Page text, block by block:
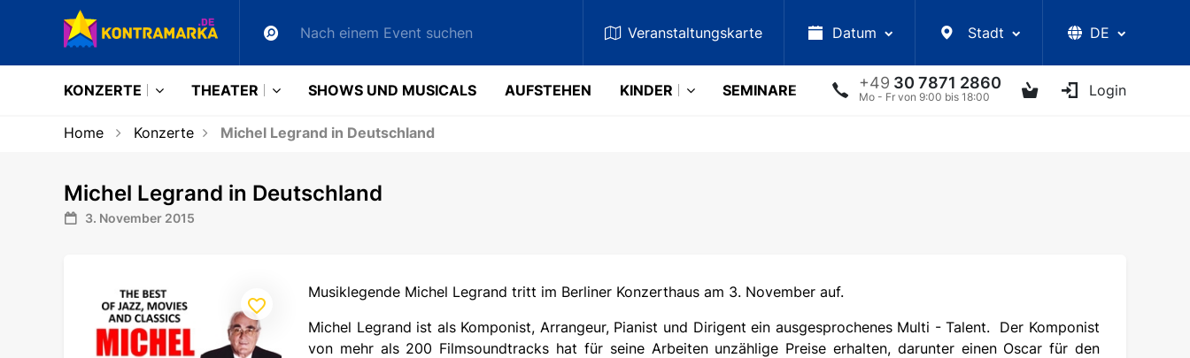
Veranstaltungskarte Datum Stadt DE
+49 30 7871 2860
Mo - Fr von 9:00 bis 18:00 Login
KONZERTE THEATER SHOWS UND MUSICALS AUFSTEHEN KINDER SEMINARE VORLESUNGEN UKRAINISCHE ARTISTEN
Home Konzerte Michel Legrand in Deutschland
Michel Legrand in Deutschland
3. November 2015
Musiklegende Michel Legrand tritt im Berliner Konzerthaus am 3. November auf.
Michel Legrand ist als Komponist, Arrangeur, Pianist und Dirigent ein ausgesprochenes Multi - Talent. Der Komponist
von mehr als 200 Filmsoundtracks hat für seine Arbeiten unzählige Preise erhalten, darunter einen Oscar für den